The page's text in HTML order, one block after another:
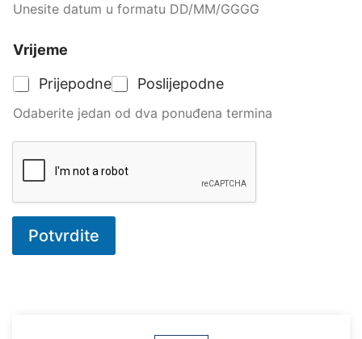
Unesite datum u formatu DD/MM/GGGG
Vrijeme
Prijepodne
Poslijepodne
Odaberite jedan od dva ponuđena termina
Potvrdite